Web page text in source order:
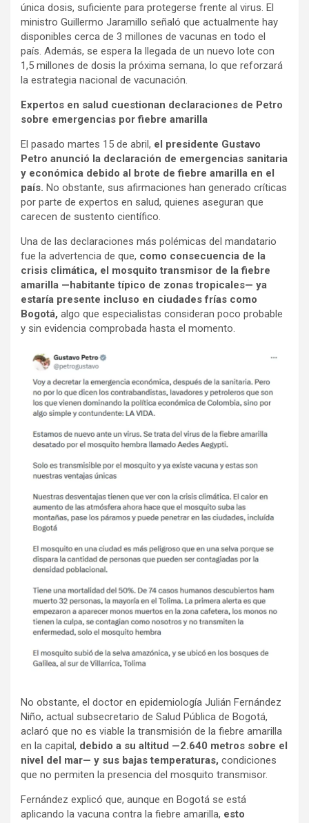
única dosis, suficiente para protegerse frente al virus. El
ministro Guillermo Jaramillo señaló que actualmente hay
disponibles cerca de 3 millones de vacunas en todo el
país. Además, se espera la llegada de un nuevo lote con
1,5 millones de dosis la próxima semana, lo que reforzará
la estrategia nacional de vacunación.
Expertos en salud cuestionan declaraciones de Petro
sobre emergencias por fiebre amarilla
El pasado martes 15 de abril, el presidente Gustavo
Petro anunció la declaración de emergencias sanitaria
y económica debido al brote de fiebre amarilla en el
país. No obstante, sus afirmaciones han generado críticas
por parte de expertos en salud, quienes aseguran que
carecen de sustento científico.
Una de las declaraciones más polémicas del mandatario
fue la advertencia de que, como consecuencia de la
crisis climática, el mosquito transmisor de la fiebre
amarilla —habitante típico de zonas tropicales— ya
estaría presente incluso en ciudades frías como
Bogotá, algo que especialistas consideran poco probable
y sin evidencia comprobada hasta el momento.
No obstante, el doctor en epidemiología Julián Fernández
Niño, actual subsecretario de Salud Pública de Bogotá,
aclaró que no es viable la transmisión de la fiebre amarilla
en la capital, debido a su altitud —2.640 metros sobre el
nivel del mar— y sus bajas temperaturas, condiciones
que no permiten la presencia del mosquito transmisor.
Fernández explicó que, aunque en Bogotá se está
aplicando la vacuna contra la fiebre amarilla, esto